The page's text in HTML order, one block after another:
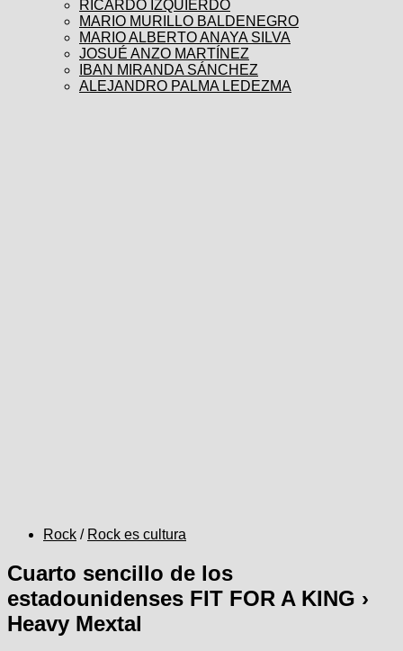
RICARDO IZQUIERDO
MARIO MURILLO BALDENEGRO
MARIO ALBERTO ANAYA SILVA
JOSUÉ ANZO MARTÍNEZ
IBAN MIRANDA SÁNCHEZ
ALEJANDRO PALMA LEDEZMA
Rock / Rock es cultura
Cuarto sencillo de los
estadounidenses FIT FOR A KING ›
Heavy Mextal